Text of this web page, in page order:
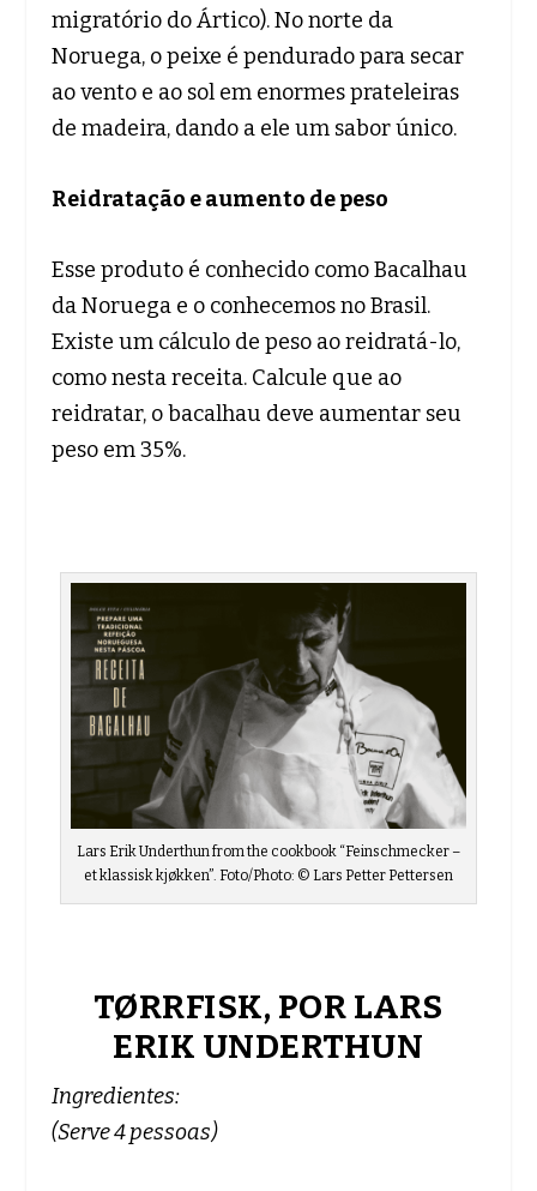
migratório do Ártico). No norte da
Noruega, o peixe é pendurado para secar
ao vento e ao sol em enormes prateleiras
de madeira, dando a ele um sabor único.
Reidratação e aumento de peso
Esse produto é conhecido como Bacalhau
da Noruega e o conhecemos no Brasil.
Existe um cálculo de peso ao reidratá-lo,
como nesta receita. Calcule que ao
reidratar, o bacalhau deve aumentar seu
peso em 35%.
Lars Erik Underthun from the cookbook “Feinschmecker –
et klassisk kjøkken”. Foto/Photo: © Lars Petter Pettersen
TØRRFISK, POR LARS
ERIK UNDERTHUN
Ingredientes:
(Serve 4 pessoas)